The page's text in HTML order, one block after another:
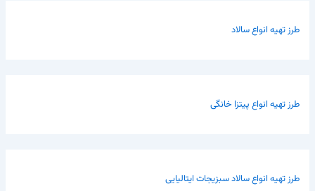
طرز تهیه انواع سالاد
طرز تهیه انواع پیتزا خانگی
طرز تهیه انواع سالاد سبزیجات ایتالیایی